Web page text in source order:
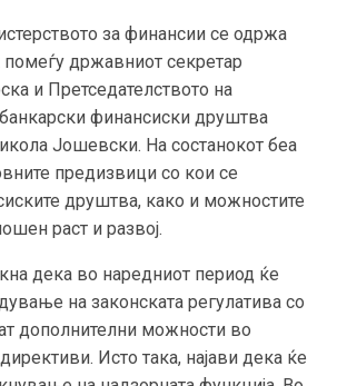
за финансии се одржа
помеѓу државниот секретар
и Претседателството на
финансиски друштва
Јошевски. На состанокот беа
предизвици со кои се
друштва, како и можностите
раст и развој.
дека во наредниот период ќе
на законската регулатива со
дополнителни можности во
Исто така, најави дека ќе